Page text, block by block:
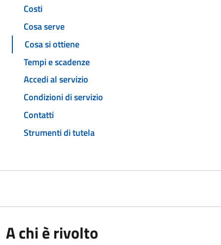
Costi
Cosa serve
Cosa si ottiene
Tempi e scadenze
Accedi al servizio
Condizioni di servizio
Contatti
Strumenti di tutela
A chi è rivolto